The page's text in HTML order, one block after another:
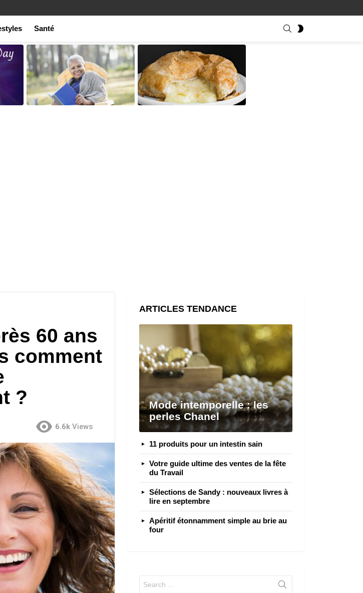
Santé SEARCH
60 ans
comment
?
6.6k Views
ARTICLES TENDANCE
Mode intemporelle : les
perles Chanel
11 produits pour un intestin sain
Votre guide ultime des ventes de la fête
du Travail
Sélections de Sandy : nouveaux livres à
lire en septembre
Apéritif étonnamment simple au brie au
four
for: